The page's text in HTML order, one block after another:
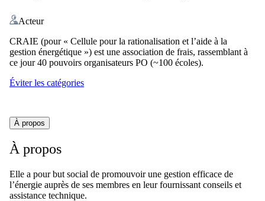
Acteur
CRAIE (pour « Cellule pour la rationalisation et l’aide à la
gestion énergétique ») est une association de frais, rassemblant à
ce jour 40 pouvoirs organisateurs PO (~100 écoles).
Éviter les catégories
À propos
À propos
Elle a pour but social de promouvoir une gestion efficace de
l’énergie auprès de ses membres en leur fournissant conseils et
assistance technique.